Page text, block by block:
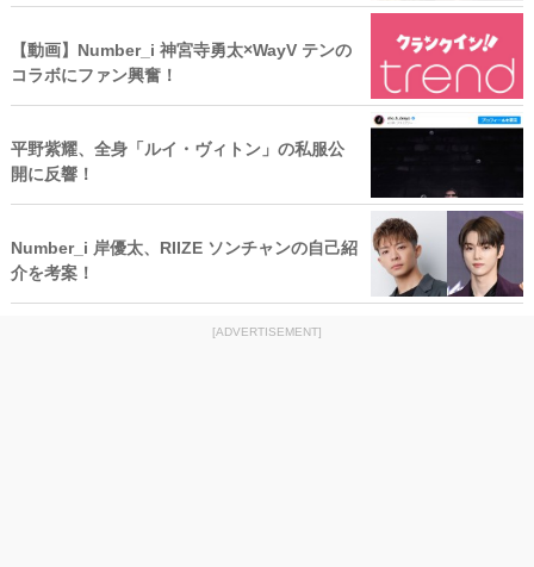
【動画】Number_i 神宮寺勇太×WayV テンの
コラボにファン興奮！
平野紫耀、全身「ルイ・ヴィトン」の私服公
開に反響！
Number_i 岸優太、RIIZE ソンチャンの自己紹
介を考案！
[ADVERTISEMENT]